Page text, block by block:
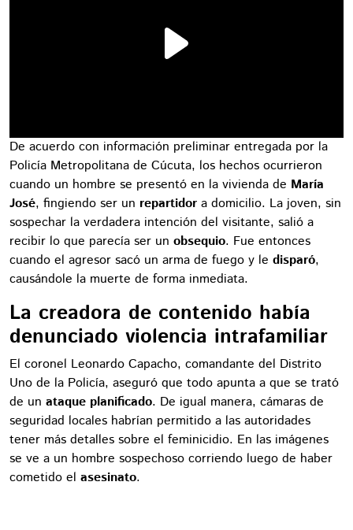
De acuerdo con información preliminar entregada por la
Policía Metropolitana de Cúcuta, los hechos ocurrieron
cuando un hombre se presentó en la vivienda de María
José, fingiendo ser un repartidor a domicilio. La joven, sin
sospechar la verdadera intención del visitante, salió a
recibir lo que parecía ser un obsequio. Fue entonces
cuando el agresor sacó un arma de fuego y le disparó,
causándole la muerte de forma inmediata.
La creadora de contenido había
denunciado violencia intrafamiliar
El coronel Leonardo Capacho, comandante del Distrito
Uno de la Policía, aseguró que todo apunta a que se trató
de un ataque planificado. De igual manera, cámaras de
seguridad locales habrían permitido a las autoridades
tener más detalles sobre el feminicidio. En las imágenes
se ve a un hombre sospechoso corriendo luego de haber
cometido el asesinato.